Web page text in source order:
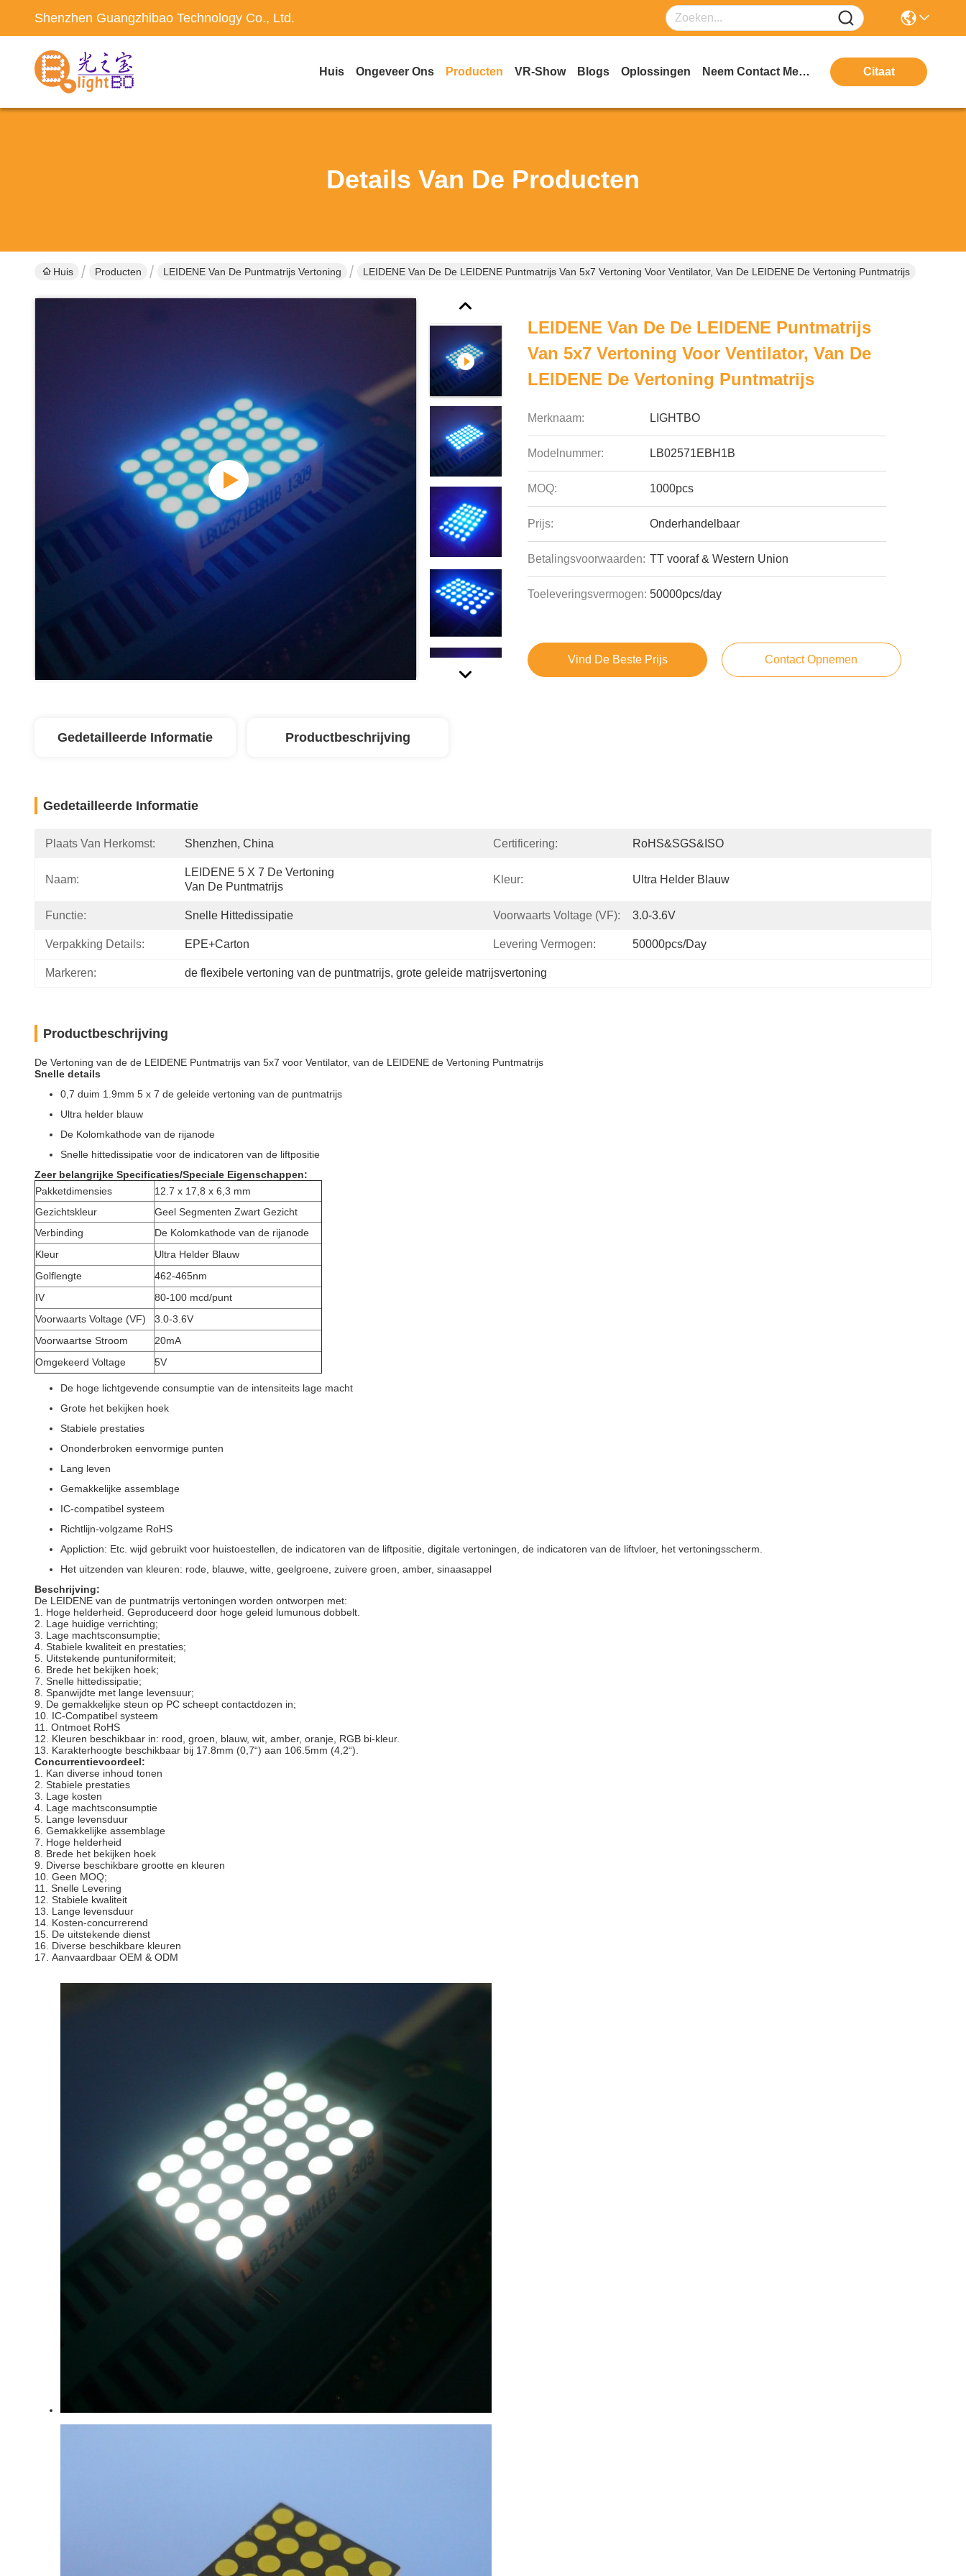
Shenzhen Guangzhibao Technology Co., Ltd.
Huis Ongeveer Ons Producten VR-Show Blogs Oplossingen Neem Contact Met Ons Op Citaat
Details Van De Producten
Huis Producten LEIDENE Van De Puntmatrijs Vertoning LEIDENE Van De De LEIDENE Puntmatrijs Van 5x7 Vertoning Voor Ventilator, Van De LEIDENE De Vertoning Puntmatrijs
LEIDENE Van De De LEIDENE Puntmatrijs
Van 5x7 Vertoning Voor Ventilator, Van De
LEIDENE De Vertoning Puntmatrijs
Merknaam: LIGHTBO
Modelnummer: LB02571EBH1B
MOQ: 1000pcs
Prijs: Onderhandelbaar
Betalingsvoorwaarden: TT vooraf & Western Union
Toeleveringsvermogen: 50000pcs/day
Vind De Beste Prijs Contact Opnemen
Gedetailleerde Informatie Productbeschrijving
Gedetailleerde Informatie
Plaats Van Herkomst: Shenzhen, China Certificering: RoHS&SGS&ISO
Naam:
LEIDENE 5 X 7 De Vertoning
Van De Puntmatrijs
Kleur: Ultra Helder Blauw
Functie: Snelle Hittedissipatie Voorwaarts Voltage (VF): 3.0-3.6V
Verpakking Details: EPE+carton Levering Vermogen: 50000pcs/day
Markeren: de flexibele vertoning van de puntmatrijs, grote geleide matrijsvertoning
Productbeschrijving
De Vertoning van de de LEIDENE Puntmatrijs van 5x7 voor Ventilator, van de LEIDENE de Vertoning Puntmatrijs
Snelle details
0,7 duim 1.9mm 5 x 7 de geleide vertoning van de puntmatrijs
Ultra helder blauw
De Kolomkathode van de rijanode
Snelle hittedissipatie voor de indicatoren van de liftpositie
Zeer belangrijke Specificaties/Speciale Eigenschappen:
Pakketdimensies
12.7 x 17,8 x 6,3 mm
Gezichtskleur
Geel Segmenten Zwart Gezicht
Verbinding
De Kolomkathode van de rijanode
Kleur
Ultra Helder Blauw
Golflengte
462-465nm
IV
80-100 mcd/punt
Voorwaarts Voltage (VF)
3.0-3.6V
Voorwaartse Stroom
20mA
Omgekeerd Voltage
5V
De hoge lichtgevende consumptie van de intensiteits lage macht
Grote het bekijken hoek
Stabiele prestaties
Ononderbroken eenvormige punten
Lang leven
Gemakkelijke assemblage
IC-compatibel systeem
Richtlijn-volgzame RoHS
Appliction: Etc. wijd gebruikt voor huistoestellen, de indicatoren van de liftpositie, digitale vertoningen, de indicatoren van de liftvloer, het vertoningsscherm.
Het uitzenden van kleuren: rode, blauwe, witte, geelgroene, zuivere groen, amber, sinaasappel
Beschrijving:
De LEIDENE van de puntmatrijs vertoningen worden ontworpen met:
1. Hoge helderheid. Geproduceerd door hoge geleid lumunous dobbelt.
2. Lage huidige verrichting;
3. Lage machtsconsumptie;
4. Stabiele kwaliteit en prestaties;
5. Uitstekende puntuniformiteit;
6. Brede het bekijken hoek;
7. Snelle hittedissipatie;
8. Spanwijdte met lange levensuur;
9. De gemakkelijke steun op PC scheept contactdozen in;
10. IC-Compatibel systeem
11. Ontmoet RoHS
12. Kleuren beschikbaar in: rood, groen, blauw, wit, amber, oranje, RGB bi-kleur.
13. Karakterhoogte beschikbaar bij 17.8mm (0,7“) aan 106.5mm (4,2“).
Concurrentievoordeel:
1. Kan diverse inhoud tonen
2. Stabiele prestaties
3. Lage kosten
4. Lage machtsconsumptie
5. Lange levensduur
6. Gemakkelijke assemblage
7. Hoge helderheid
8. Brede het bekijken hoek
9. Diverse beschikbare grootte en kleuren
10. Geen MOQ;
11. Snelle Levering
12. Stabiele kwaliteit
13. Lange levensduur
14. Kosten-concurrerend
15. De uitstekende dienst
16. Diverse beschikbare kleuren
17. Aanvaardbaar OEM & ODM